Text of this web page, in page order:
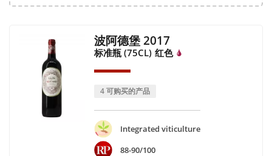
波阿德堡 2017
标准瓶 (75CL) 红色
4 可购买的产品
Integrated viticulture
88-90/100